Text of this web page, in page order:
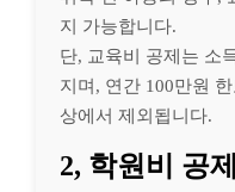
지 가능합니다.
단, 교육비 공제는 소
지며, 연간 100만원
상에서 제외됩니다.
2, 학원비 공